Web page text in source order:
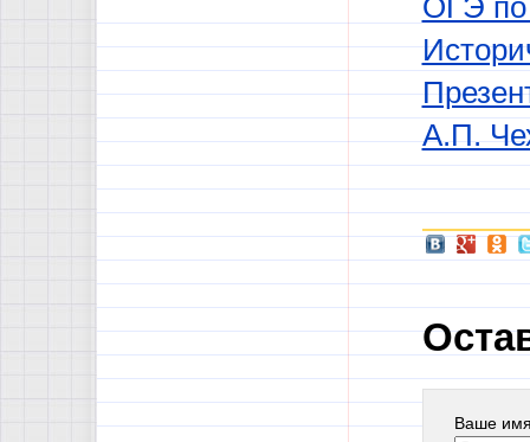
ОГЭ по
А.П.
Ваше